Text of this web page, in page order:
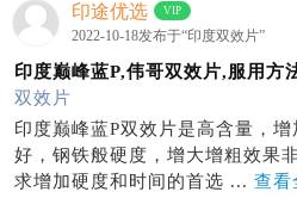
印途优选 VIP
2022-10-18发布于“印度双效片”
印度巅峰蓝P,伟哥双效片,服用方
双效片
印度巅峰蓝P双效片是高含量，
好，钢铁般硬度，增大增粗效果
求增加硬度和时间的首选 ... 查看